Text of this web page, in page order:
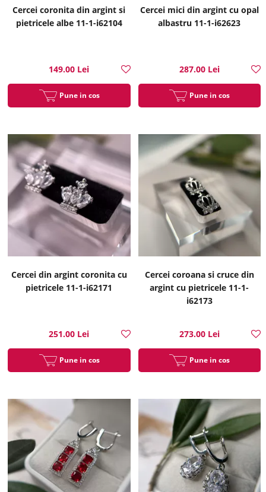
Cercei coronita din argint si
pietricele albe 11-1-i62104
149.00 Lei
Pune in cos
Cercei mici din argint cu opal
albastru 11-1-i62623
287.00 Lei
Pune in cos
Cercei din argint coronita cu
pietricele 11-1-i62171
251.00 Lei
Pune in cos
Cercei coroana si cruce din
argint cu pietricele 11-1-
i62173
273.00 Lei
Pune in cos